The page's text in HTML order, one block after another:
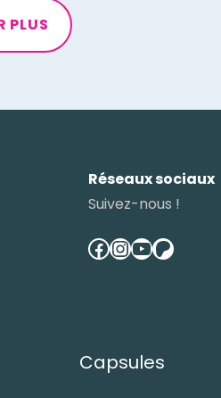
PLUS
Réseaux sociaux
Suivez-nous !
facebook
instagram
youtube
Capsules